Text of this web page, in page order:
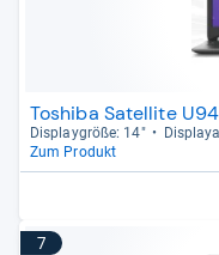
Toshiba Satellite
Dis­play­größe: 14"
Zum Produkt
7